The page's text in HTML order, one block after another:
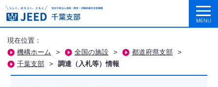
現在位置：
機構ホーム
> 全国の施設 > 都道府県支部
>
千葉支部
> 調達（入札等）情報